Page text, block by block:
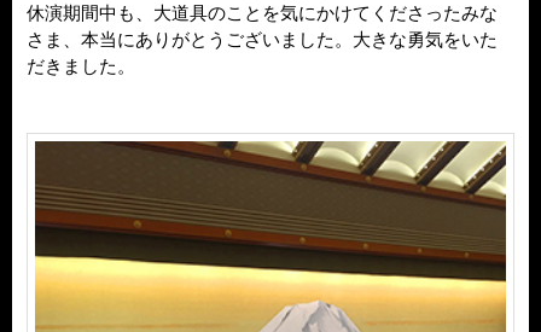
休演期間中も、大道具のことを気にかけてくださったみな
さま、本当にありがとうございました。大きな勇気をいた
だきました。